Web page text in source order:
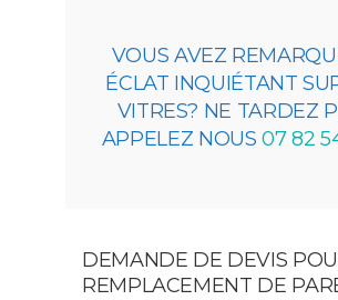
VOUS AVEZ
ÉCLAT INQUIÉTANT
VITRES? NE TARDEZ
APPELEZ NOUS07 82
DEMANDE DE DEVIS
REMPLACEMENT DE